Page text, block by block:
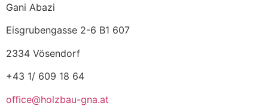
Gani Abazi
Eisgrubengasse 2-6 B1 607
2334 Vösendorf
+43 1/ 609 18 64
oﬃce@holzbau-gna.at